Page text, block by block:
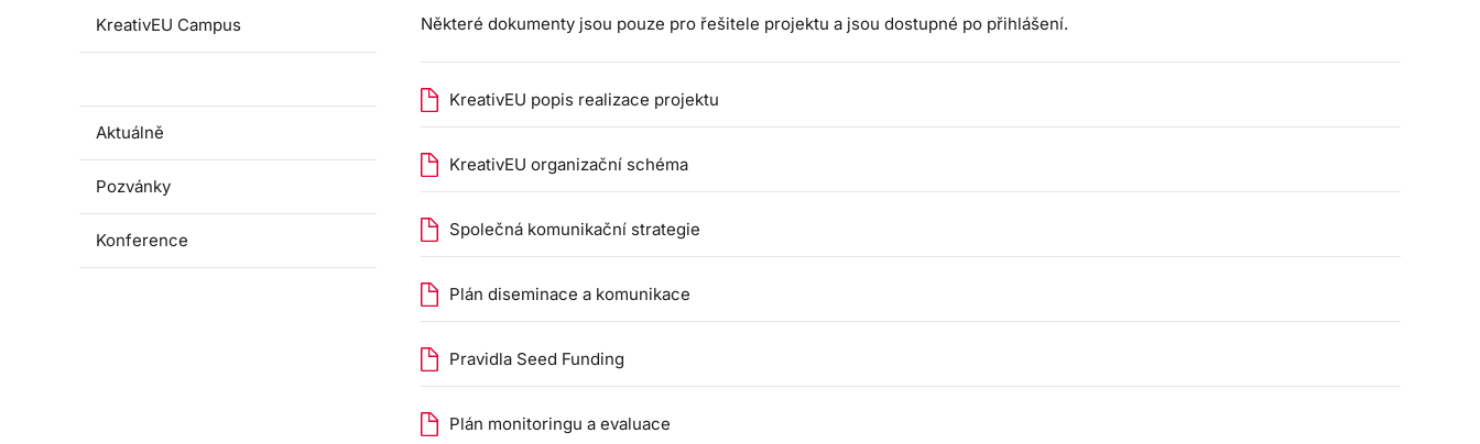
KreativEU Campus
Aktuálně
Pozvánky
Konference
Některé dokumenty jsou pouze pro řešitele projektu a jsou dostupné po přihlášení.
KreativEU popis realizace projektu
KreativEU organizační schéma
Společná komunikační strategie
Plán diseminace a komunikace
Pravidla Seed Funding
Plán monitoringu a evaluace